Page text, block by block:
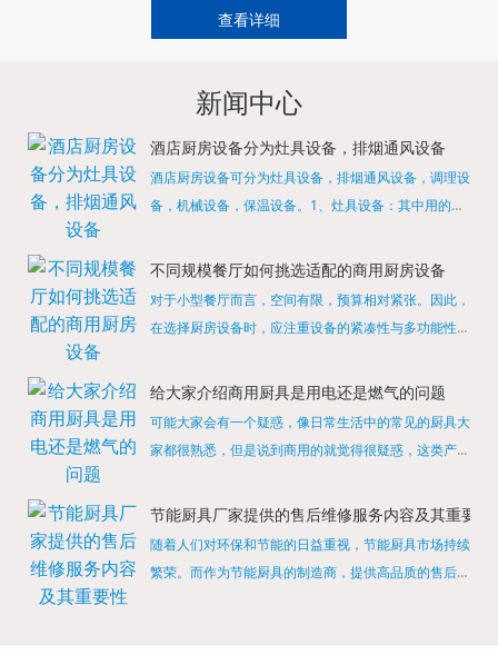
查看详细
新闻中心
酒店厨房设备分为灶具设备，排烟通风设备
酒店厨房设备可分为灶具设备，排烟通风设备，调理设
备，机械设备，保温设备。1、灶具设备：其中用的较
缺少的，经过相关检测证明的合格设备才能进行使用，
不同规模餐厅如何挑选适配的商用厨房设备
对于小型餐厅而言，空间有限，预算相对紧张。因此，
在选择厨房设备时，应注重设备的紧凑性与多功能性。
烹饪设备，既能节省空间，又能满足多样化的烹饪需
给大家介绍商用厨具是用电还是燃气的问题
可能大家会有一个疑惑，像日常生活中的常见的厨具大
家都很熟悉，但是说到商用的就觉得很疑惑，这类产品
店用的就是商用的吗?还真别说，真被大家猜对了，这
节能厨具厂家提供的售后维修服务内容及其重要性
随着人们对环保和节能的日益重视，节能厨具市场持续
繁荣。而作为节能厨具的制造商，提供高品质的售后维